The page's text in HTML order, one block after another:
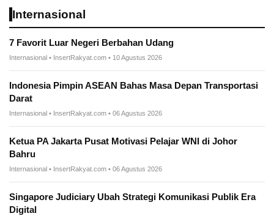
Internasional
7 Favorit Luar Negeri Berbahan Udang
Internasional • InsertRakyat.com • 10 Agustus 2026
Indonesia Pimpin ASEAN Bahas Masa Depan Transportasi
Darat
Internasional • InsertRakyat.com • 06 Agustus 2026
Ketua PA Jakarta Pusat Motivasi Pelajar WNI di Johor
Bahru
Internasional • InsertRakyat.com • 06 Agustus 2026
Singapore Judiciary Ubah Strategi Komunikasi Publik Era
Digital